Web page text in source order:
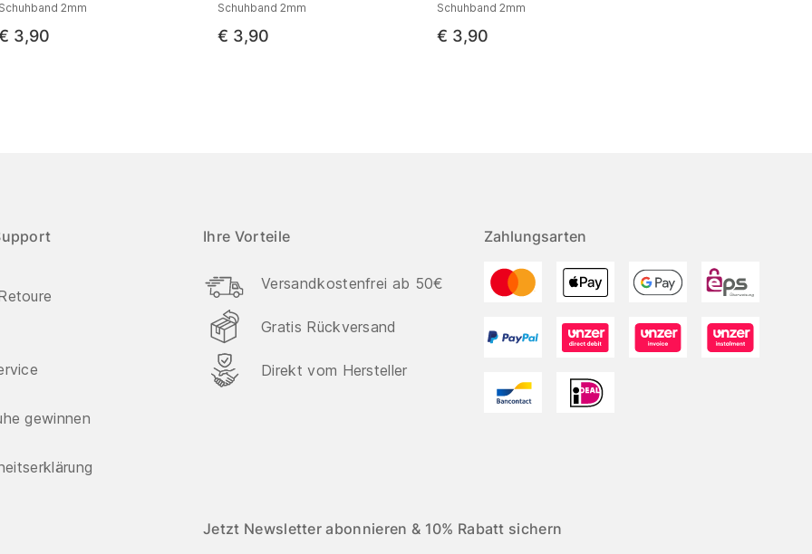
2mm
3,90
Schuhband 2mm
€ 3,90
Schuhband 2mm
€ 3,90
gewinnen
Ihre Vorteile
Versandkostenfrei ab 50€
Gratis Rückversand
Direkt vom Hersteller
Zahlungsarten
Jetzt Newsletter abonnieren & 10% Rabatt sichern